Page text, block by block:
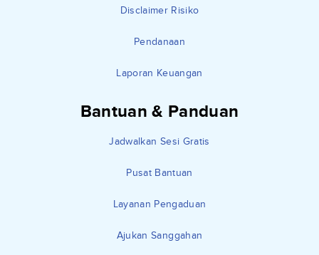
Disclaimer Risiko
Pendanaan
Laporan Keuangan
Bantuan & Panduan
Jadwalkan Sesi Gratis
Pusat Bantuan
Layanan Pengaduan
Ajukan Sanggahan